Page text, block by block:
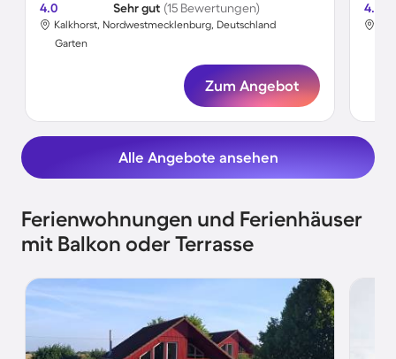
4.0 Sehr gut (15 Bewertungen)
Kalkhorst, Nordwestmecklenburg, Deutschland
Garten
Zum Angebot
4.0
Alle Angebote ansehen
Ferienwohnungen und Ferienhäuser
mit Balkon oder Terrasse